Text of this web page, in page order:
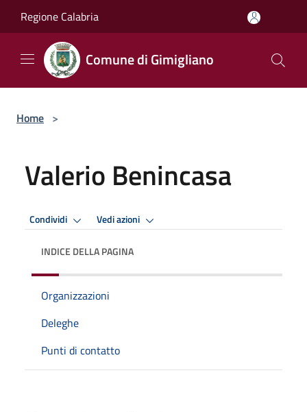
Regione Calabria
Comune di Gimigliano
Home >
Valerio Benincasa
Condividi Vedi azioni
INDICE DELLA PAGINA
Organizzazioni
Deleghe
Punti di contatto